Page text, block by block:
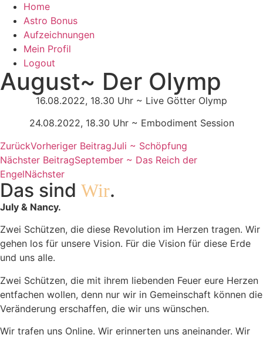
Home
Astro Bonus
Aufzeichnungen
Mein Profil
Logout
August~ Der Olymp
16.08.2022, 18.30 Uhr ~ Live Götter Olymp
24.08.2022, 18.30 Uhr ~ Embodiment Session
ZurückVorheriger BeitragJuli ~ Schöpfung
Nächster BeitragSeptember ~ Das Reich der
EngelNächster
Das sind Wir.
July & Nancy.
Zwei Schützen, die diese Revolution im Herzen tragen. Wir
gehen los für unsere Vision. Für die Vision für diese Erde
und uns alle.
Zwei Schützen, die mit ihrem liebenden Feuer eure Herzen
entfachen wollen, denn nur wir in Gemeinschaft können die
Veränderung erschaffen, die wir uns wünschen.
Wir trafen uns Online. Wir erinnerten uns aneinander. Wir